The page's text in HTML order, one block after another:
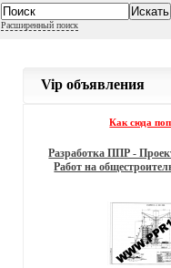
Расширенный поиск
Vip объявления
Как сюда
Разработка ППР -
Работ на